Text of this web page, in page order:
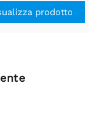
prodotto